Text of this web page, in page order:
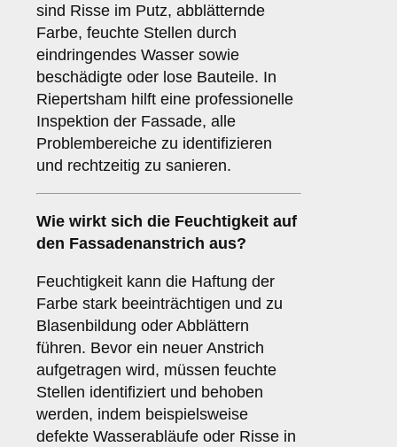
sind Risse im Putz, abblätternde
Farbe, feuchte Stellen durch
eindringendes Wasser sowie
beschädigte oder lose Bauteile. In
Riepertsham hilft eine professionelle
Inspektion der Fassade, alle
Problembereiche zu identifizieren
und rechtzeitig zu sanieren.
Wie wirkt sich die Feuchtigkeit auf
den Fassadenanstrich aus?
Feuchtigkeit kann die Haftung der
Farbe stark beeinträchtigen und zu
Blasenbildung oder Abblättern
führen. Bevor ein neuer Anstrich
aufgetragen wird, müssen feuchte
Stellen identifiziert und behoben
werden, indem beispielsweise
defekte Wasserabläufe oder Risse in